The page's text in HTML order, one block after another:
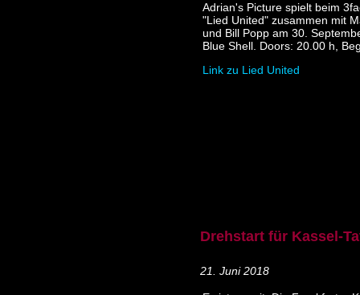
Adrian's Picture spielt beim
"Lied United" zusammen mit
und Bill Popp am 30.
Blue Shell. Doors: 20.00 h,
Link zu Lied United
Drehstart für Kassel-
21. Juni 2018